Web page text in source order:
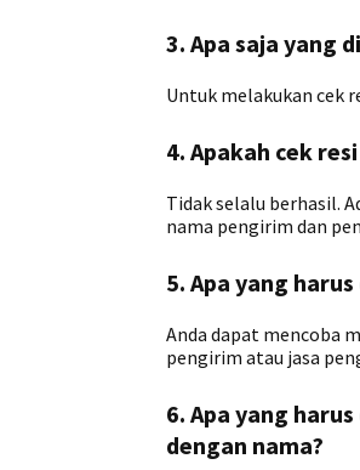
3. Apa saja yang
Untuk melakukan cek
4. Apakah cek
Tidak selalu berhasil.
nama pengirim dan
5. Apa yang
Anda dapat mencoba
pengirim atau jasa
6. Apa yang
dengan nama?